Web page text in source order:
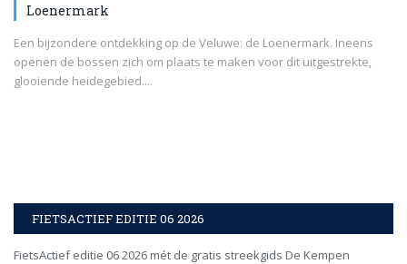
Loenermark
Een bijzondere ontdekking op de Veluwe: de Loenermark. Ineens
openen de bossen zich om plaats te maken voor dit uitgestrekte,
glooiende heidegebied....
FIETSACTIEF EDITIE 06 2026
FietsActief editie 06 2026 mét de gratis streekgids De Kempen